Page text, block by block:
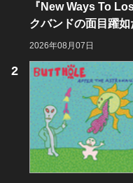
『New Ways To
クバンドの面目躍
2026年08月07日